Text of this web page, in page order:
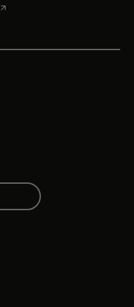
opens in a new tab